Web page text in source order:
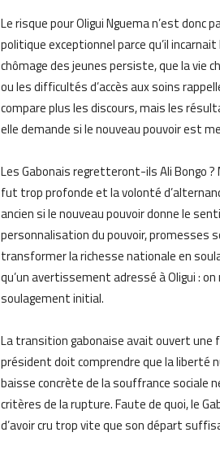
Le risque pour Oligui Nguema n’est donc
politique exceptionnel parce qu’il
chômage des jeunes persiste, que la vie
ou les difficultés d’accès aux soins
compare plus les discours, mais les
elle demande si le nouveau pouvoir est
Les Gabonais regretteront-ils Ali Bongo
fut trop profonde et la volonté
ancien si le nouveau pouvoir donne le
personnalisation du pouvoir, promesses
transformer la richesse nationale en
qu’un avertissement adressé à Oligui :
soulagement initial.
La transition gabonaise avait ouvert une
président doit comprendre que la liberté
baisse concrète de la souffrance sociale
critères de la rupture. Faute de quoi, le
d’avoir cru trop vite que son départ